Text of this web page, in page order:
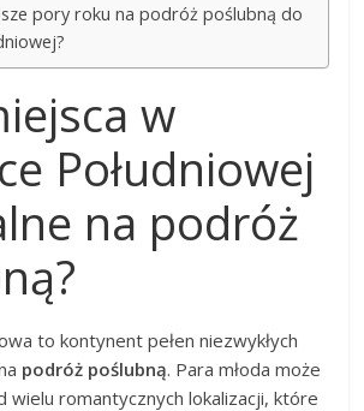
pory roku na podróż poślubną do
w
Południowej
na podróż
to kontynent pełen niezwykłych
podróż poślubną. Para młoda może
wielu romantycznych lokalizacji, które